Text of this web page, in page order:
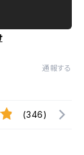
通報する
(346)